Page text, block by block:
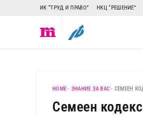
ИК “ТРУД И ПРАВО” НКЦ “РЕШЕНИЕ”
HOME - ЗНАНИЕ ЗА ВАС - СЕМЕЕН
Семеен кодекс